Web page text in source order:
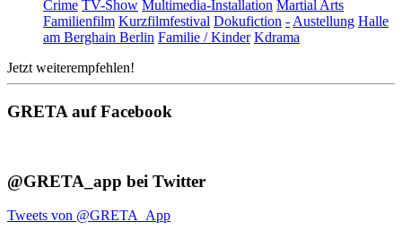
Crime TV-Show Multimedia-Installation Martial Arts
Familienfilm Kurzfilmfestival Dokufiction -Austellung Halle
am Berghain Berlin Familie / Kinder Kdrama
Jetzt weiterempfehlen!
GRETA auf Facebook
@GRETA_app bei Twitter
Tweets von @GRETA_App